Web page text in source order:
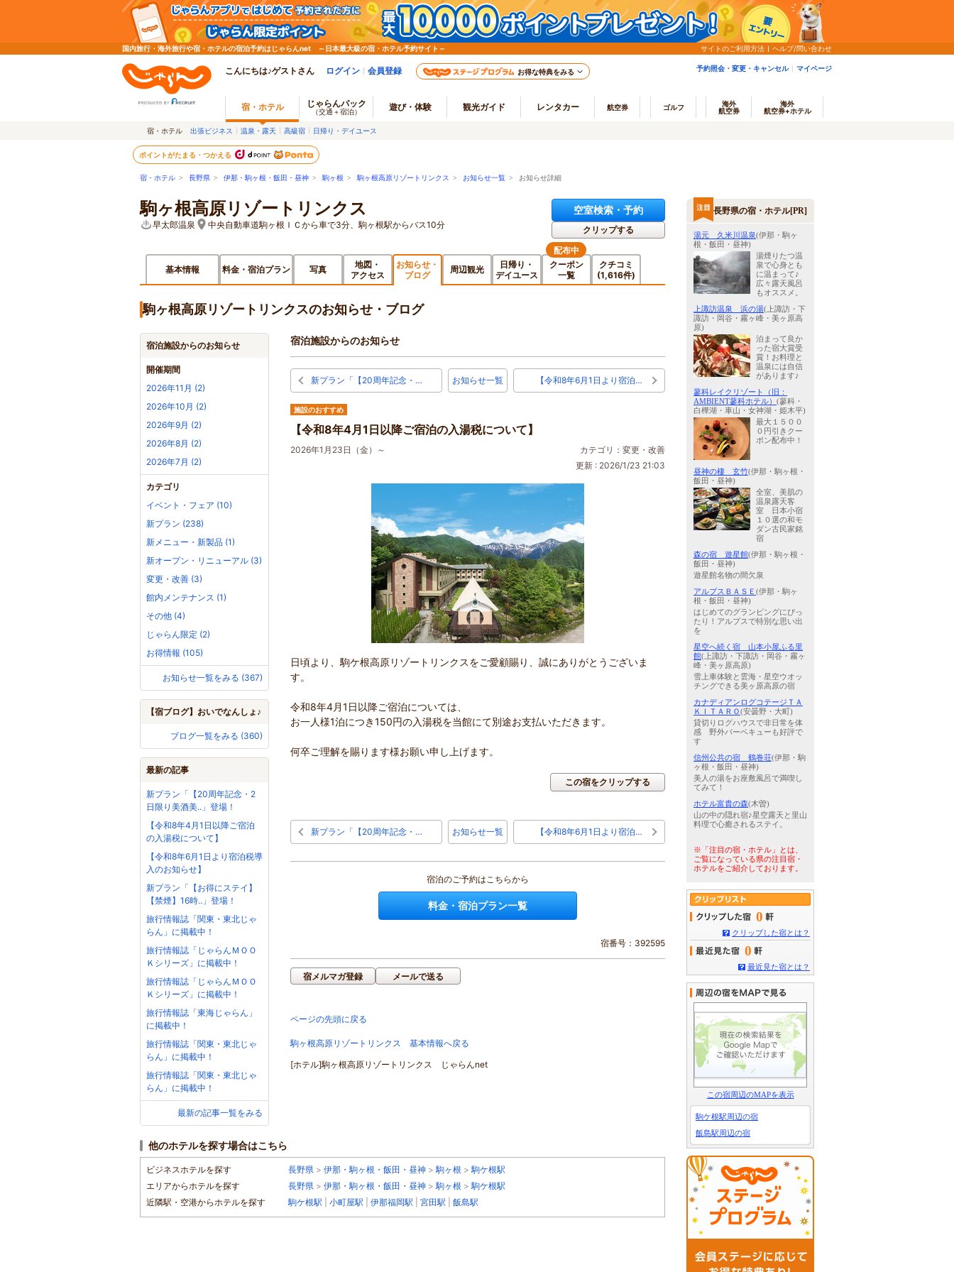
国内旅行・海外旅行や宿・ホテルの宿泊予約はじゃらんnet ～日本最大級の宿・ホテル予約サイト～ サイトのご利用方法 ヘルプ/問い合わせ
こんにちは♪ゲストさん ログイン 会員登録 お得な特典をみる 予約照会・変更・キャンセル マイページ
宿・ホテル じゃらんパック
（交通＋宿泊） 遊び・体験 観光ガイド レンタカー 航空券 ゴルフ
海外
航空券
海外
航空券+ホテル
宿・ホテル 出張ビジネス 温泉・露天 高級宿 日帰り・デイユース
ポイントがたまる・つかえる
宿・ホテル > 長野県 > 伊那・駒ヶ根・飯田・昼神 > 駒ヶ根 > 駒ヶ根高原リゾートリンクス > お知らせ一覧 > お知らせ詳細
駒ヶ根高原リゾートリンクス
早太郎温泉 中央自動車道駒ヶ根ＩＣから車で3分、駒ヶ根駅からバス10分
空室検索・予約
クリップする
基本情報 料金・宿泊プラン 写真
地図・
アクセス
お知らせ・
ブログ
周辺観光
日帰り・
デイユース
クーポン
一覧
配布中
クチコミ
(1,616件)
駒ヶ根高原リゾートリンクスのお知らせ・ブログ
宿泊施設からのお知らせ
開催期間
2026年11月 (2)
2026年10月 (2)
2026年9月 (2)
2026年8月 (2)
2026年7月 (2)
カテゴリ
イベント・フェア (10)
新プラン (238)
新メニュー・新製品 (1)
新オープン・リニューアル (3)
変更・改善 (3)
館内メンテナンス (1)
その他 (4)
じゃらん限定 (2)
お得情報 (105)
お知らせ一覧をみる (367)
【宿ブログ】おいでなんしょ♪
ブログ一覧をみる (360)
最新の記事
新プラン「【20周年記念・2
日限り美酒美..」登場！
【令和8年4月1日以降ご宿泊
の入湯税について】
【令和8年6月1日より宿泊税導
入のお知らせ】
新プラン「【お得にステイ】
【禁煙】16時..」登場！
旅行情報誌「関東・東北じゃ
らん」に掲載中！
旅行情報誌「じゃらんＭＯＯ
Ｋシリーズ」に掲載中！
旅行情報誌「じゃらんＭＯＯ
Ｋシリーズ」に掲載中！
旅行情報誌「東海じゃらん」
に掲載中！
旅行情報誌「関東・東北じゃ
らん」に掲載中！
旅行情報誌「関東・東北じゃ
らん」に掲載中！
最新の記事一覧をみる
宿泊施設からのお知らせ
新プラン「【20周年記念・… お知らせ一覧 【令和8年6月1日より宿泊…
施設のおすすめ
【令和8年4月1日以降ご宿泊の入湯税について】
カテゴリ：変更・改善
2026年1月23日（金）～
更新 : 2026/1/23 21:03
日頃より、駒ケ根高原リゾートリンクスをご愛顧賜り、誠にありがとうございま
す。
令和8年4月1日以降ご宿泊については、
お一人様1泊につき150円の入湯税を当館にて別途お支払いただきます。
何卒ご理解を賜ります様お願い申し上げます。
この宿をクリップする
新プラン「【20周年記念・… お知らせ一覧 【令和8年6月1日より宿泊…
宿泊のご予約はこちらから
料金・宿泊プラン一覧
宿番号：392595
宿メルマガ登録 メールで送る
ページの先頭に戻る
駒ヶ根高原リゾートリンクス 基本情報へ戻る
[ホテル]駒ヶ根高原リゾートリンクス じゃらんnet
他のホテルを探す場合はこちら
ビジネスホテルを探す 長野県 > 伊那・駒ヶ根・飯田・昼神 >駒ヶ根 >駒ケ根駅
エリアからホテルを探す
長野県 > 伊那・駒ヶ根・飯田・昼神 >駒ヶ根 >駒ケ根駅
近隣駅・空港からホテルを探す
駒ケ根駅 小町屋駅 伊那福岡駅 宮田駅 飯島駅
長野県の宿・ホテル[PR]
湯元 久米川温泉(伊那・駒ヶ
根・飯田・昼神)
湯煙りたつ温
泉で心身とも
に温まって♪
広々露天風呂
もオススメ。
上諏訪温泉 浜の湯(上諏訪・下
諏訪・岡谷・霧ヶ峰・美ヶ原高
原)
泊まって良か
った宿大賞受
賞！お料理と
温泉には自信
があります♪
蓼科レイクリゾート（旧：
AMBIENT蓼科ホテル） (蓼科・
白樺湖・車山・女神湖・姫木平)
最大１５００
０円引きクー
ポン配布中！
昼神の棲 玄竹(伊那・駒ヶ根・
飯田・昼神)
全室、美肌の
温泉露天客
室 日本小宿
１０選の和モ
ダン古民家銘
宿
森の宿 遊星館(伊那・駒ヶ根・
飯田・昼神)
遊星館名物の間欠泉
アルプスＢＡＳＥ (伊那・駒ヶ
根・飯田・昼神)
はじめてのグランピングにぴっ
たり！アルプスで特別な思い出
を
星空へ続く宿 山本小屋ふる里
館(上諏訪・下諏訪・岡谷・霧ヶ
峰・美ヶ原高原)
雪上車体験と雲海・星空ウオッ
チングできる美ヶ原高原の宿
カナディアンログコテージＴＡ
ＫＩＴＡＲＯ(安曇野・大町)
貸切りログハウスで非日常を体
感 野外バーベキューも好評で
す
信州公共の宿 鶴巻荘(伊那・駒
ヶ根・飯田・昼神)
美人の湯をお座敷風呂で満喫し
てみて！
ホテル富貴の森(木曽)
山の中の隠れ宿♪星空露天と里山
料理で心癒されるステイ。
※「注目の宿・ホテル」とは、
ご覧になっている県の注目宿・
ホテルをご紹介しております。
0
クリップした宿とは？
0
最近見た宿とは？
この宿周辺のMAPを表示
駒ケ根駅周辺の宿
飯島駅周辺の宿